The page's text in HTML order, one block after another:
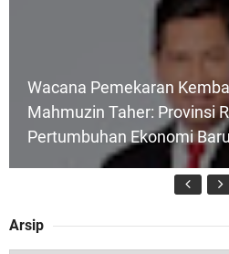
Wacana Pemekaran
Mahmuzin Taher: Provinsi
Pertumbuhan Ekonomi Baru
Arsip